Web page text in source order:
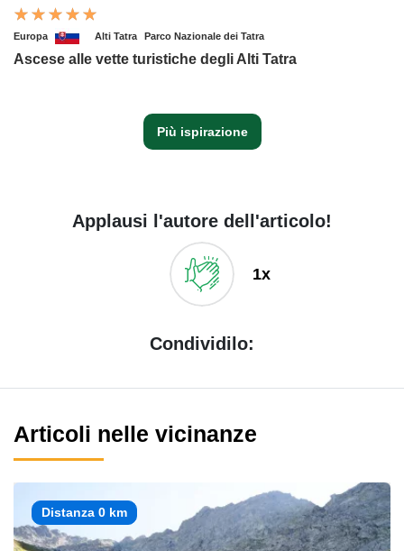
Europa Alti Tatra Parco Nazionale dei Tatra
Ascese alle vette turistiche degli Alti Tatra
Più ispirazione
Applausi l'autore dell'articolo!
1x
Condividilo:
Articoli nelle vicinanze
Distanza 0 km